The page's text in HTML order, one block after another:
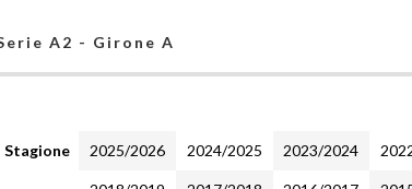
A2 - Girone A
Stagione 2025/2026 2024/2025 2023/2024